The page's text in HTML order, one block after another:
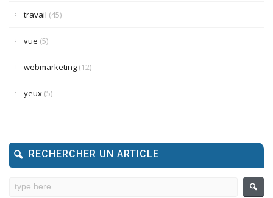
travail (45)
vue (5)
webmarketing (12)
yeux (5)
RECHERCHER UN ARTICLE